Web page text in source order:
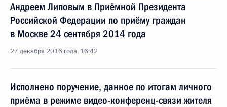
Андреем Липовым в Приёмной Президента
Российской Федерации по приёму граждан
в Москве 24 сентября 2014 года
27 декабря 2016 года, 16:42
Исполнено поручение, данное по итогам личного
приёма в режиме видео-конференц-связи жителя